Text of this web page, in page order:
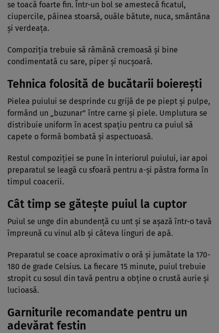
se toacă foarte fin. Într-un bol se amestecă ficatul,
ciupercile, pâinea stoarsă, ouăle bătute, nuca, smântâna
și verdeața.
Compoziția trebuie să rămână cremoasă și bine
condimentată cu sare, piper și nucșoară.
Tehnica folosită de bucătarii boierești
Pielea puiului se desprinde cu grijă de pe piept și pulpe,
formând un „buzunar” între carne și piele. Umplutura se
distribuie uniform în acest spațiu pentru ca puiul să
capete o formă bombată și aspectuoasă.
Restul compoziției se pune în interiorul puiului, iar apoi
preparatul se leagă cu sfoară pentru a-și păstra forma în
timpul coacerii.
Cât timp se gătește puiul la cuptor
Puiul se unge din abundență cu unt și se așază într-o tavă
împreună cu vinul alb și câteva linguri de apă.
Preparatul se coace aproximativ o oră și jumătate la 170-
180 de grade Celsius. La fiecare 15 minute, puiul trebuie
stropit cu sosul din tavă pentru a obține o crustă aurie și
lucioasă.
Garniturile recomandate pentru un
adevărat festin